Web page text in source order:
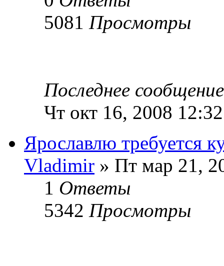
5081 Просмотры
Последнее
Чт окт 16, 2008
Ярославлю требуется
Vladimir » Пт мар 21,
1 Ответы
5342 Просмотры